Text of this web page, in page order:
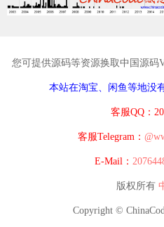
您可提供源码等资源换取中国源码
本站在淘宝、闲鱼等地没
客服QQ：
客服Telegram：
E-Mail：
版权所有
Copyright ©